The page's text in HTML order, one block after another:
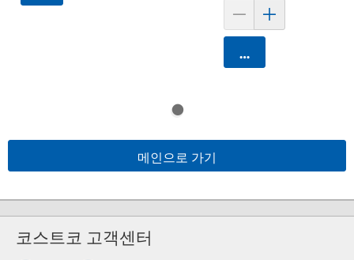
카트에 담기
메인으로 가기
코스트코 고객센터